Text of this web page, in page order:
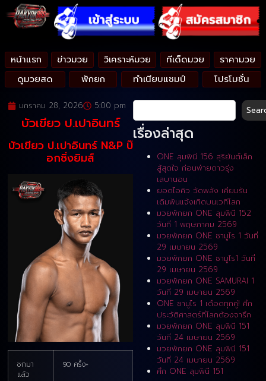
หน้าแรก ข่าวมวย วิเคราะห์มวย ทีเด็ดมวย
ราคามวย
ดูมวยสด
พักยก ทำเนียบแชมป์ โปรโมชั่น
มกราคม 28, 2026 5:00 pm
บัวเขียว ป.เปาอินทร์
บัวเขียว ป.เปาอินทร์ N&P บ๊
อกซิ่งยิมส์
ชกมา
แล้ว
90 ครั้ง+
เรื่องล่าสุด
ONE ลุมพินี 156 สุริยันต์เล็ก
สู้สุดใจ ก่อนพ่ายดาวรุ่ง
เลบานอน
ยอดไอคิว วัดพลัง เคียมรัน
เดิมพันแจ้งเกิดบนเวทีโลก
มวยพักยก ONE ลุมพินี 152
วันที่ 1 พฤษภาคม 2569
มวยพักยก ONE ซามูไร 1 วันที่
29 เมษายน 2569
มวยพักยก ONE ซามูไร1 วันที่
29 เมษายน 2569
มวยพักยก ONE SAMURAI 1
วันที่ 29 เมษายน 2569
ONE ซามูไร 1 เดือดทุกคู่! ศึก
ประวัติศาสตร์ที่โลกต้องจารึก
มวยพักยก ONE ลุมพินี 151
วันที่ 24 เมษายน 2569
มวยพักยก ONE ลุมพินี 151
วันที่ 24 เมษายน 2569
ศึก ONE ลุมพินี 151